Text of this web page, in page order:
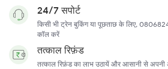
24/7 सपोर्ट
किसी भी ट्रेन बुकिंग या पूछताछ के लिए,
कॉल करें
तत्काल रिफ़ंड
तत्काल रिफ़ंड का लाभ उठायें और आसानी से अपनी